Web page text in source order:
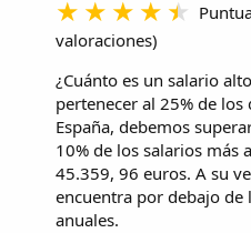
valoraciones)
¿Cuánto es un salario
pertenecer al 25% de los
España, debemos
10% de los salarios más
45.359, 96 euros. A su
encuentra por debajo de
anuales.